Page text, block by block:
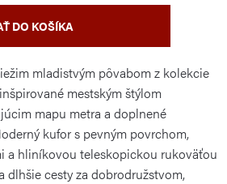
DO KOŠÍKA
mladistvým pôvabom z kolekcie
mestským štýlom
mapu metra a doplnené
kufor s pevným povrchom,
a hliníkovou teleskopickou rukoväťou
cesty za dobrodružstvom,